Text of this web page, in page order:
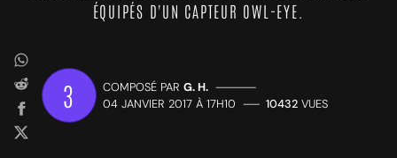
ÉQUIPÉS D'UN CAPTEUR OWL-EYE.
3 COMPOSÉ PAR G. H. —————
04 JANVIER 2017 À 17H10 —— 10432 VUES